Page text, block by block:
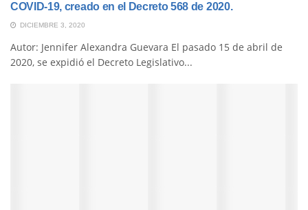
COVID-19, creado en el Decreto 568 de 2020.
DICIEMBRE 3, 2020
Autor: Jennifer Alexandra Guevara El pasado 15 de abril de
2020, se expidió el Decreto Legislativo...